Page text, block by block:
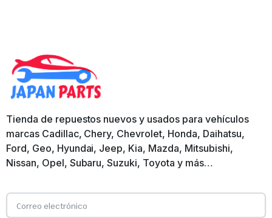
Tienda de repuestos nuevos y usados para vehículos
marcas Cadillac, Chery, Chevrolet, Honda, Daihatsu,
Ford, Geo, Hyundai, Jeep, Kia, Mazda, Mitsubishi,
Nissan, Opel, Subaru, Suzuki, Toyota y más…